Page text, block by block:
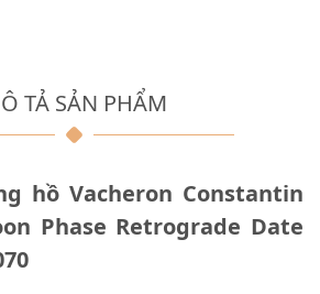
TẢ SẢN PHẨM
hồ Vacheron Constantin
Phase Retrograde Date